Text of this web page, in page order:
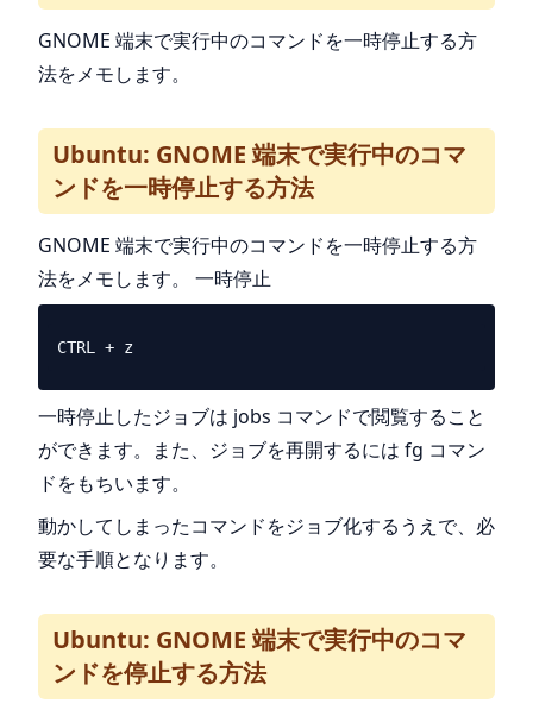
GNOME 端末で実行中のコマンドを一時停止する方
法をメモします。
Ubuntu: GNOME 端末で実行中のコマ
ンドを一時停止する方法
GNOME 端末で実行中のコマンドを一時停止する方
法をメモします。 一時停止
一時停止したジョブは jobs コマンドで閲覧すること
ができます。また、ジョブを再開するには fg コマン
ドをもちいます。
動かしてしまったコマンドをジョブ化するうえで、必
要な手順となります。
Ubuntu: GNOME 端末で実行中のコマ
ンドを停止する方法